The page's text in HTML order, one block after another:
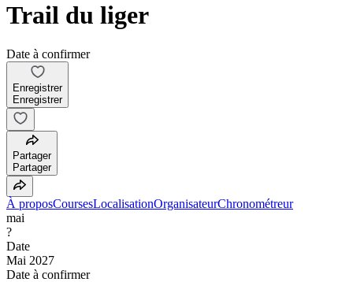
Trail du liger
Date à confirmer
Enregistrer
Enregistrer
Partager
Partager
À proposCoursesLocalisationOrganisateurChronométreur
mai
?
Date
Mai 2027
Date à confirmer